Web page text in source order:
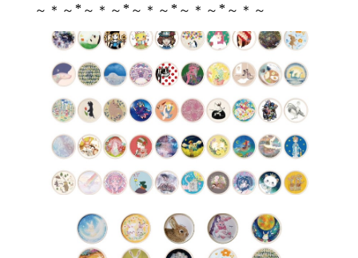
～＊～*～＊～*～＊～*～＊～*～＊～